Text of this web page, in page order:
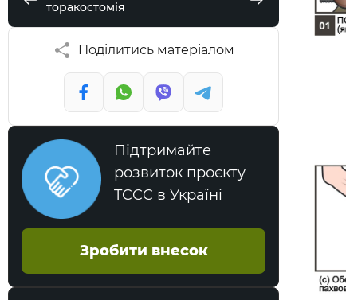
торакостомія
Поділитись матеріалом
Підтримайте
розвиток проєкту
TCCC в Україні
Зробити внесок